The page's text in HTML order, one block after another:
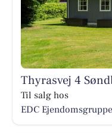
Thyrasvej 4
Til salg hos
EDC